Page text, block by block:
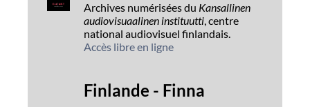
Archives numérisées du Kansallinen
audiovisuaalinen instituutti, centre
national audiovisuel finlandais.
Accès libre en ligne
Finlande - Finna